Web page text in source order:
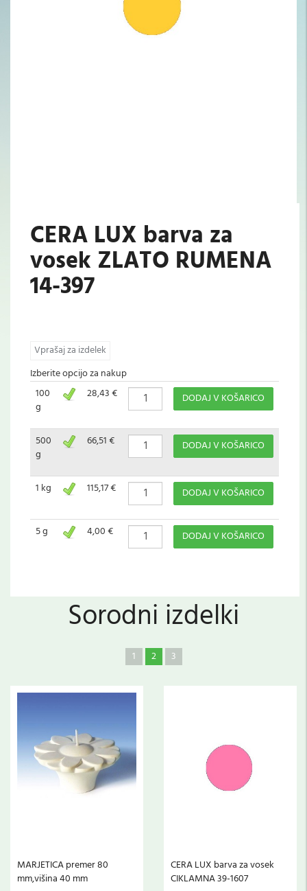
CERA LUX barva za
vosek ZLATO RUMENA
14-397
Vprašaj za izdelek
Izberite opcijo za nakup
100
g
28,43 € DODAJ V KOŠARICO
500
g
66,51 € DODAJ V KOŠARICO
1 kg 115,17 € DODAJ V KOŠARICO
5 g 4,00 € DODAJ V KOŠARICO
Sorodni izdelki
1 2 3
MARJETICA premer 80
mm,višina 40 mm
CERA LUX barva za vosek
CIKLAMNA 39-1607